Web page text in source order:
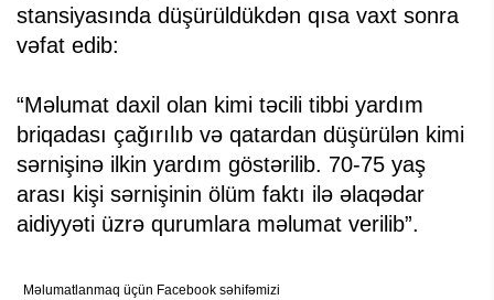
stansiyasında düşürüldükdən qısa vaxt sonra
vəfat edib:
“Məlumat daxil olan kimi təcili tibbi yardım
briqadası çağırılıb və qatardan düşürülən kimi
sərnişinə ilkin yardım göstərilib. 70-75 yaş
arası kişi sərnişinin ölüm faktı ilə əlaqədar
aidiyyəti üzrə qurumlara məlumat verilib”.
Məlumatlanmaq üçün Facebook səhifəmizi